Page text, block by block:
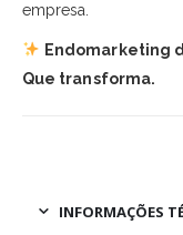
empresa.
Endomarketing
Que transforma.
INFORMAÇÕES